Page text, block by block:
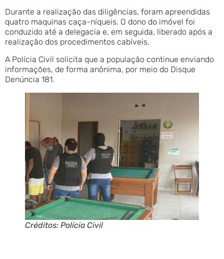
Durante a realização das diligências, foram apreendidas
quatro maquinas caça-níqueis. O dono do imóvel foi
conduzido até a delegacia e, em seguida, liberado após a
realização dos procedimentos cabíveis.
A Polícia Civil solicita que a população continue enviando
informações, de forma anônima, por meio do Disque
Denúncia 181.
Créditos: Polícia Civil